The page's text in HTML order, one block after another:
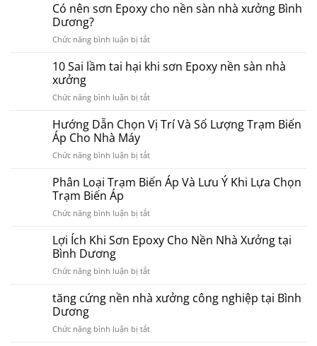
Có nên sơn Epoxy cho nền sàn nhà xưởng Bình
Dương?
Chức năng bình luận bị tắtở
nên
cho
sàn
Bình
10 Sai lầm tai hại khi sơn Epoxy nền sàn nhà
xưởng
Chức năng bình luận bị tắtở
Sai
lầm
hại
sơn
sàn
xưởng
Hướng Dẫn Chọn Vị Trí Và Số Lượng Trạm Biến
Áp Cho Nhà Máy
Chức năng bình luận bị tắtở
Dẫn
Trí
Số
Lượng
Biến
Cho
Phân Loại Trạm Biến Áp Và Lưu Ý Khi Lựa Chọn
Trạm Biến Áp
Chức năng bình luận bị tắtở
Loại
Trạm
Áp
Lưu
Lựa
Lợi Ích Khi Sơn Epoxy Cho Nền Nhà Xưởng tại
Bình Dương
Chức năng bình luận bị tắtở
Ích
Epoxy
tăng cứng nền nhà xưởng công nghiệp tại Bình
Dương
Chức năng bình luận bị tắtở